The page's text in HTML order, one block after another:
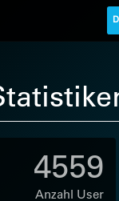
4559
Anzahl User